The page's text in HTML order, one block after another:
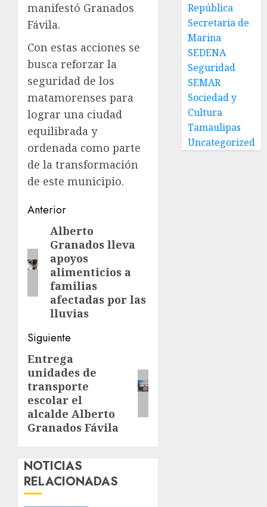
manifestó Granados
Fávila.
Con estas acciones se
busca reforzar la
seguridad de los
matamorenses para
lograr una ciudad
equilibrada y
ordenada como parte
de la transformación
de este municipio.
Post
navigation
Anterior
Entrada
anterior:
Alberto
Granados lleva
apoyos
alimenticios a
familias
afectadas por las
lluvias
Siguiente
Siguiente
entrada:
Entrega
unidades de
transporte
escolar el
alcalde Alberto
Granados Fávila
NOTICIAS
RELACIONADAS
República
Secretaria de
Marina
SEDENA
Seguridad
SEMAR
Sociedad y
Cultura
Tamaulipas
Uncategorized